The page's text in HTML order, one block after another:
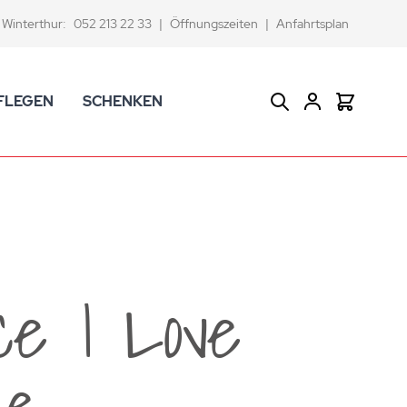
Winterthur: 052 213 22 33 | Öffnungszeiten | Anfahrtsplan
und Ersatzbürsten
SCHENKEN Suche
I Love